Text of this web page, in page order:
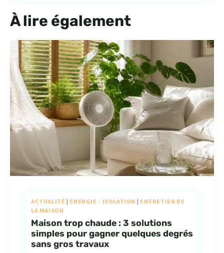
À lire également
ACTUALITÉ | ENERGIE - ISOLATION | ENTRETIEN DE
LA MAISON
Maison trop chaude : 3 solutions
simples pour gagner quelques degrés
sans gros travaux